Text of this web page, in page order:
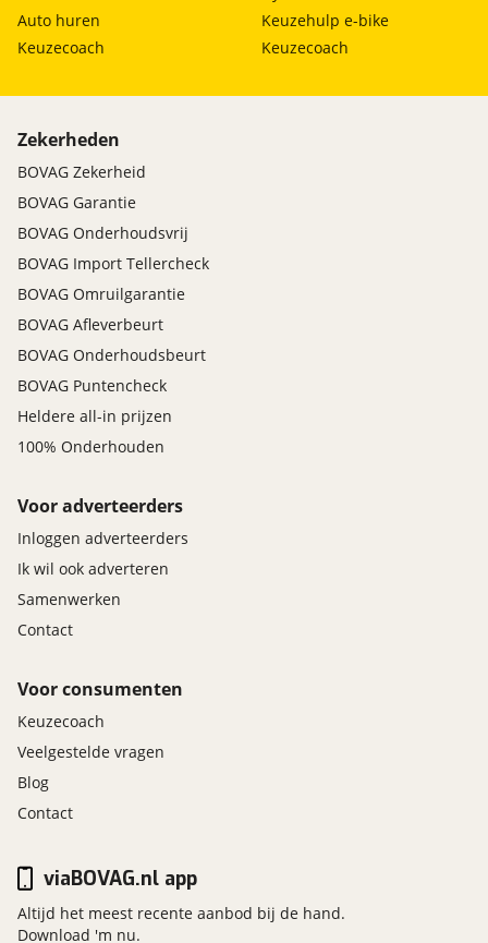
Auto huren
Keuzecoach
Keuzehulp e-bike
Keuzecoach
Zekerheden
BOVAG Zekerheid
BOVAG Garantie
BOVAG Onderhoudsvrij
BOVAG Import Tellercheck
BOVAG Omruilgarantie
BOVAG Afleverbeurt
BOVAG Onderhoudsbeurt
BOVAG Puntencheck
Heldere all-in prijzen
100% Onderhouden
Voor adverteerders
Inloggen adverteerders
Ik wil ook adverteren
Samenwerken
Contact
Voor consumenten
Keuzecoach
Veelgestelde vragen
Blog
Contact
viaBOVAG.nl app
Altijd het meest recente aanbod bij de hand.
Download 'm nu.